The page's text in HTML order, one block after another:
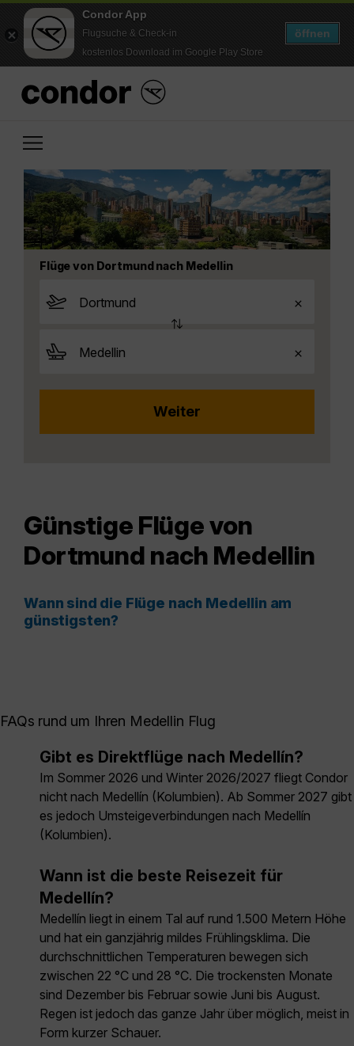
Condor App
Flugsuche & Check-in
kostenlos Download im Google Play Store
öffnen
Flüge von Dortmund nach Medellin
Günstige Flüge von
Dortmund nach Medellin
Wann sind die Flüge nach Medellin am
günstigsten?
FAQs rund um Ihren Medellin Flug
Gibt es Direktflüge nach Medellín?
Im Sommer 2026 und Winter 2026/2027 fliegt Condor
nicht nach Medellín (Kolumbien). Ab Sommer 2027 gibt
es jedoch Umsteigeverbindungen nach Medellín
(Kolumbien).
Wann ist die beste Reisezeit für
Medellín?
Medellín liegt in einem Tal auf rund 1.500 Metern Höhe
und hat ein ganzjährig mildes Frühlingsklima. Die
durchschnittlichen Temperaturen bewegen sich
zwischen 22 °C und 28 °C. Die trockensten Monate
sind Dezember bis Februar sowie Juni bis August.
Regen ist jedoch das ganze Jahr über möglich, meist in
Form kurzer Schauer.